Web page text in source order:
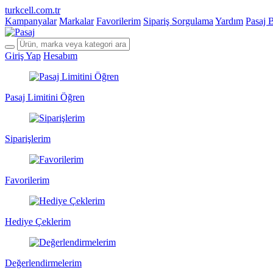
turkcell.com.tr
Kampanyalar Markalar Favorilerim Sipariş Sorgulama Yardım Pasaj
Giriş Yap Hesabım
Pasaj Limitini Öğren
Siparişlerim
Favorilerim
Hediye Çeklerim
Değerlendirmelerim